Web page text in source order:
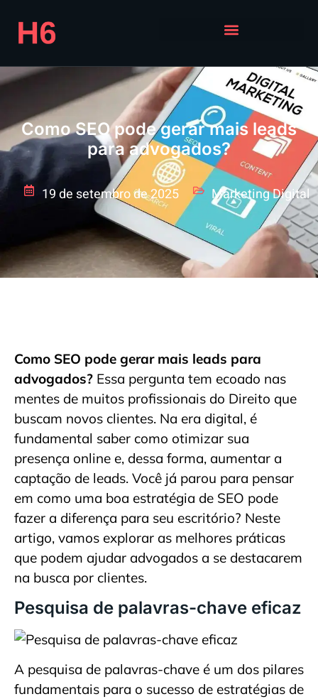
Como SEO pode gerar mais leads
para advogados?
19 de setembro de 2025 Marketing Digital
Como SEO pode gerar mais leads para
advogados? Essa pergunta tem ecoado nas
mentes de muitos profissionais do Direito que
buscam novos clientes. Na era digital, é
fundamental saber como otimizar sua
presença online e, dessa forma, aumentar a
captação de leads. Você já parou para pensar
em como uma boa estratégia de SEO pode
fazer a diferença para seu escritório? Neste
artigo, vamos explorar as melhores práticas
que podem ajudar advogados a se destacarem
na busca por clientes.
Pesquisa de palavras-chave eficaz
A pesquisa de palavras-chave é um dos pilares
fundamentais para o sucesso de estratégias de